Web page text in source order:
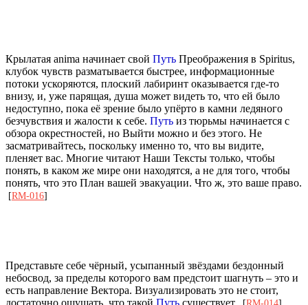
Крылатая anima начинает свой Путь Преображения в Spiritus,
клубок чувств разматывается быстрее, информационные
потоки ускоряются, плоский лабиринт оказывается где-то
внизу, и, уже парящая, душа может видеть то, что ей было
недоступно, пока её зрение было упёрто в камни ледяного
безчувствия и жалости к себе. Путь из тюрьмы начинается с
обзора окрестностей, но Выйти можно и без этого. Не
засматривайтесь, поскольку именно то, что вы видите,
пленяет вас. Многие читают Наши Тексты только, чтобы
понять, в каком же мире они находятся, а не для того, чтобы
понять, что это План вашей эвакуации. Что ж, это ваше право.
[RM-016]
Представьте себе чёрный, усыпанный звёздами бездонный
небосвод, за пределы которого вам предстоит шагнуть – это и
есть направление Вектора. Визуализировать это не стоит,
достаточно ощущать, что такой Путь существует.